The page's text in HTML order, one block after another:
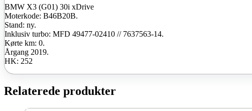
BMW X3 (G01) 30i xDrive
Moterkode: B46B20B.
Stand: ny.
Inklusiv turbo: MFD 49477-02410 // 7637563-14.
Kørte km: 0.
Årgang 2019.
HK: 252
Relaterede produkter